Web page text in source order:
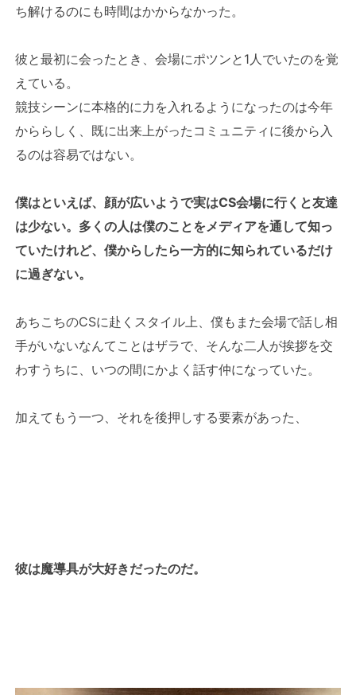
ち解けるのにも時間はかからなかった。
彼と最初に会ったとき、会場にポツンと1人でいたのを覚
えている。
競技シーンに本格的に力を入れるようになったのは今年
かららしく、既に出来上がったコミュニティに後から入
るのは容易ではない。
僕はといえば、顔が広いようで実はCS会場に行くと友達
は少ない。多くの人は僕のことをメディアを通して知っ
ていたけれど、僕からしたら一方的に知られているだけ
に過ぎない。
あちこちのCSに赴くスタイル上、僕もまた会場で話し相
手がいないなんてことはザラで、そんな二人が挨拶を交
わすうちに、いつの間にかよく話す仲になっていた。
加えてもう一つ、それを後押しする要素があった、
彼は魔導具が大好きだったのだ。